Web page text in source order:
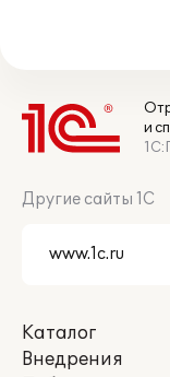
и
Другие сайты 1С
Каталог
Внедрения